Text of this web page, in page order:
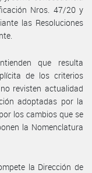
Nros. 47/20 y
las Resoluciones
que resulta
de los criterios
revisten actualidad
adoptadas por la
los cambios que se
la Nomenclatura
la Dirección de